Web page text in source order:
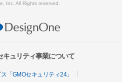
Inc. All Rights reserved.
キュリティ事業について
「GMOセキュリティ24」